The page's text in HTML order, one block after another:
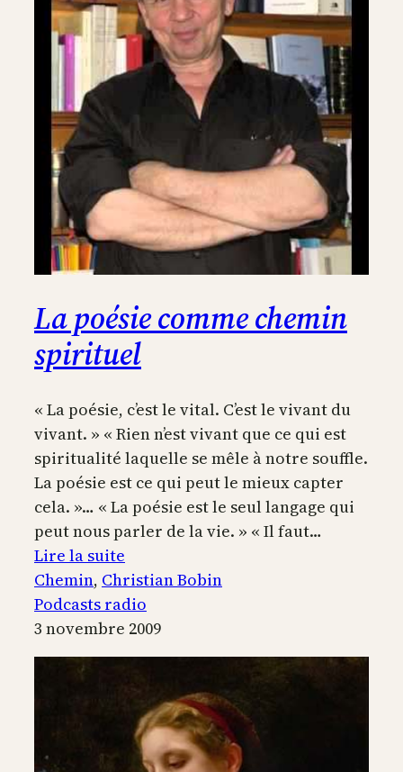
La poésie comme chemin
spirituel
« La poésie, c’est le vital. C’est le vivant du
vivant. » « Rien n’est vivant que ce qui est
spiritualité laquelle se mêle à notre souffle.
La poésie est ce qui peut le mieux capter
cela. »… « La poésie est le seul langage qui
peut nous parler de la vie. » « Il faut…
Lire la suite
La
poésie
comme
chemin
Chemin, Christian Bobin
Podcasts radio
3 novembre 2009